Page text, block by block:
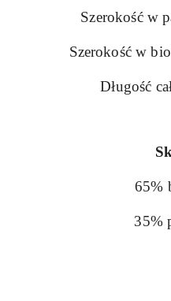
Szerokość w
Szerokość w
Długość
65%
35%